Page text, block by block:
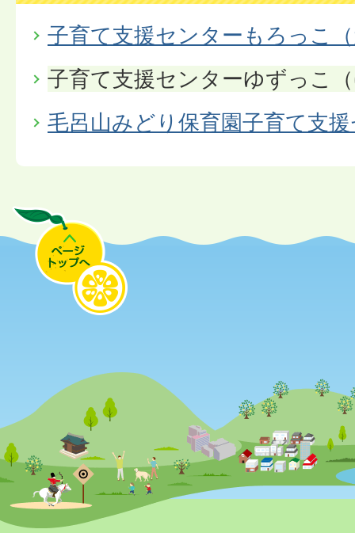
子育て支援センターもろっこ
子育て支援センターゆずっこ
毛呂山みどり保育園子育て支